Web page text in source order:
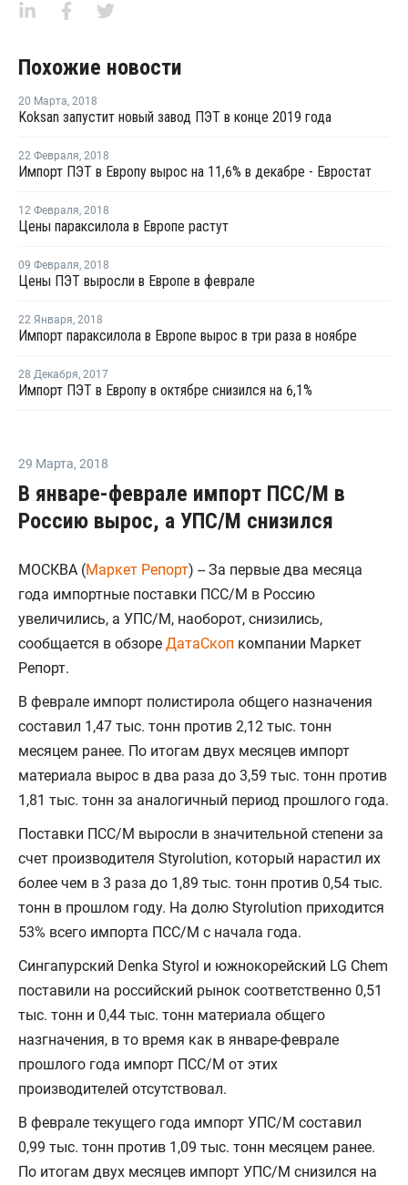
Похожие новости
20 Марта, 2018
Koksan запустит новый завод ПЭТ в конце 2019 года
22 Февраля, 2018
Импорт ПЭТ в Европу вырос на 11,6% в декабре - Евростат
12 Февраля, 2018
Цены параксилола в Европе растут
09 Февраля, 2018
Цены ПЭТ выросли в Европе в феврале
22 Января, 2018
Импорт параксилола в Европе вырос в три раза в ноябре
28 Декабря, 2017
Импорт ПЭТ в Европу в октябре снизился на 6,1%
29 Марта, 2018
В январе-феврале импорт ПСС/М в
Россию вырос, а УПС/М снизился
МОСКВА (Маркет Репорт) -- За первые два месяца
года импортные поставки ПСС/М в Россию
увеличились, а УПС/М, наоборот, снизились,
сообщается в обзоре ДатаСкоп компании Маркет
Репорт.
В феврале импорт полистирола общего назначения
составил 1,47 тыс. тонн против 2,12 тыс. тонн
месяцем ранее. По итогам двух месяцев импорт
материала вырос в два раза до 3,59 тыс. тонн против
1,81 тыс. тонн за аналогичный период прошлого года.
Поставки ПСС/М выросли в значительной степени за
счет производителя Styrolution, который нарастил их
более чем в 3 раза до 1,89 тыс. тонн против 0,54 тыс.
тонн в прошлом году. На долю Styrolution приходится
53% всего импорта ПСС/М с начала года.
Сингапурский Denka Styrol и южнокорейский LG Chem
поставили на российский рынок соответственно 0,51
тыс. тонн и 0,44 тыс. тонн материала общего
назгначения, в то время как в январе-феврале
прошлого года импорт ПСС/М от этих
производителей отсутствовал.
В феврале текущего года импорт УПС/М составил
0,99 тыс. тонн против 1,09 тыс. тонн месяцем ранее.
По итогам двух месяцев импорт УПС/М снизился на